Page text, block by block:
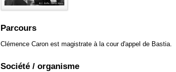
Parcours
Clémence Caron est magistrate à la cour d'appel de Bastia.
Société / organisme